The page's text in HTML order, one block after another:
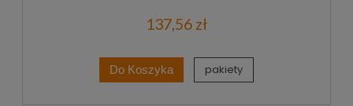
137,56 zł
Do Koszyka pakiety